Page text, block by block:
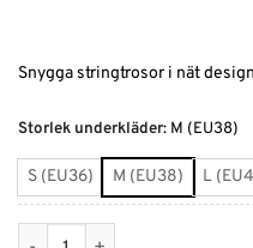
Snygga stringtrosor i nät
Storlek underkläder: M (EU38)
S (EU36) M (EU38) L
Stringtrosor i nät mängd
Alternative: